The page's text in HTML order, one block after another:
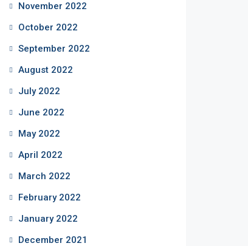
November 2022
October 2022
September 2022
August 2022
July 2022
June 2022
May 2022
April 2022
March 2022
February 2022
January 2022
December 2021